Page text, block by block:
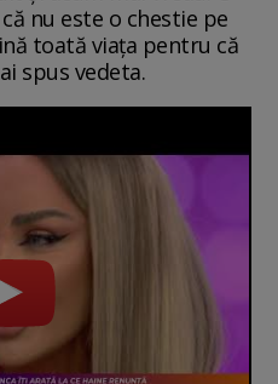
nu este o chestie pe
toată viața pentru că
spus vedeta.